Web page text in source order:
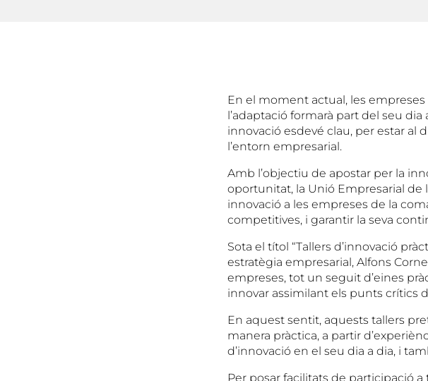
En el moment actual, les
l’adaptació formarà part del seu dia
innovació esdevé clau, per estar al
l’entorn empresarial.
Amb l’objectiu de apostar per la
oportunitat, la Unió Empresarial de
innovació a les empreses de la
competitives, i garantir la seva
Sota el títol “Tallers d’innovació
estratègia empresarial, Alfons
empreses, tot un seguit d’eines
innovar assimilant els punts crítics
En aquest sentit, aquests tallers
manera pràctica, a partir
d’innovació en el seu dia a dia, i
Per posar facilitats de participació